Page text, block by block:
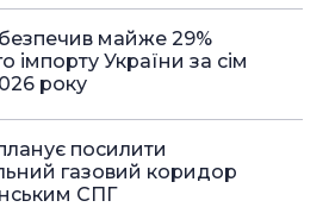
майже 29%
імпорту України за сім
року
посилити
газовий коридор
СПГ